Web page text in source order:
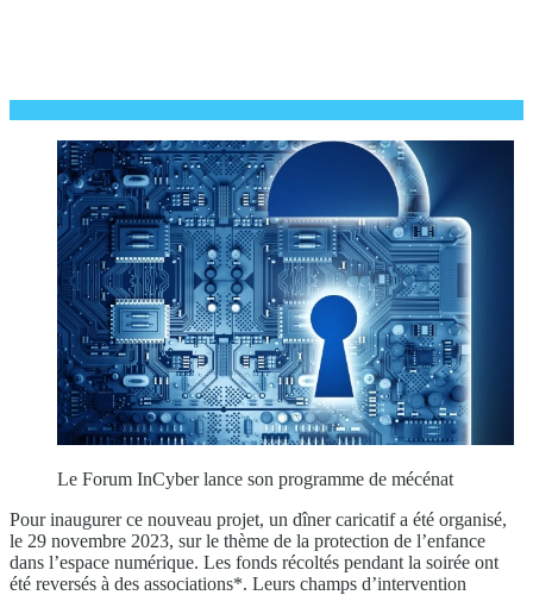
Le Forum InCyber lance son programme de mécénat
Pour inaugurer ce nouveau projet, un dîner caricatif a été organisé,
le 29 novembre 2023, sur le thème de la protection de l’enfance
dans l’espace numérique. Les fonds récoltés pendant la soirée ont
été reversés à des associations*. Leurs champs d’intervention